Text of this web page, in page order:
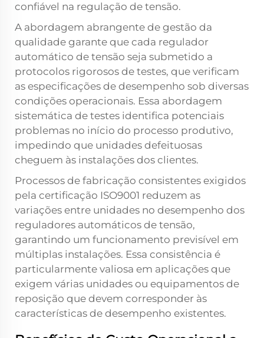
confiável na regulação de tensão.
A abordagem abrangente de gestão da
qualidade garante que cada regulador
automático de tensão seja submetido a
protocolos rigorosos de testes, que verificam
as especificações de desempenho sob diversas
condições operacionais. Essa abordagem
sistemática de testes identifica potenciais
problemas no início do processo produtivo,
impedindo que unidades defeituosas
cheguem às instalações dos clientes.
Processos de fabricação consistentes exigidos
pela certificação ISO9001 reduzem as
variações entre unidades no desempenho dos
reguladores automáticos de tensão,
garantindo um funcionamento previsível em
múltiplas instalações. Essa consistência é
particularmente valiosa em aplicações que
exigem várias unidades ou equipamentos de
reposição que devem corresponder às
características de desempenho existentes.